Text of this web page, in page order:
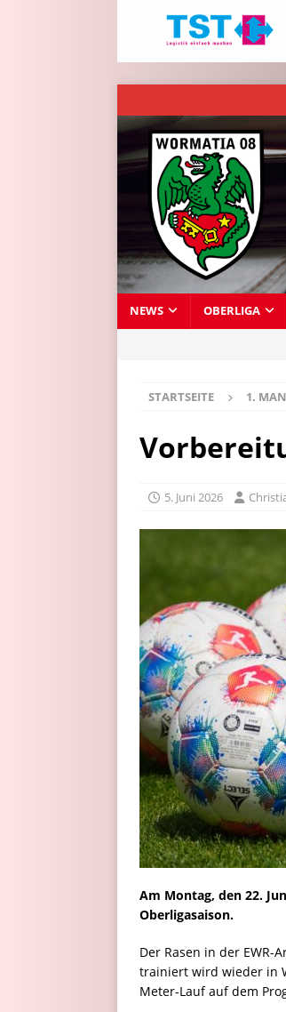
NEWS OBERLIGA
STARTSEITE 1.
5. Juni 2026
Am Montag, den 22.
Oberligasaison.
Der Rasen in der
trainiert wird wieder in
Meter-Lauf auf dem